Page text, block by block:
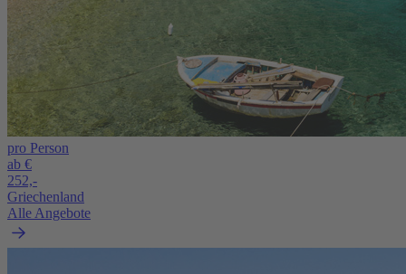
pro Person
ab €
252,-
Griechenland
Alle Angebote